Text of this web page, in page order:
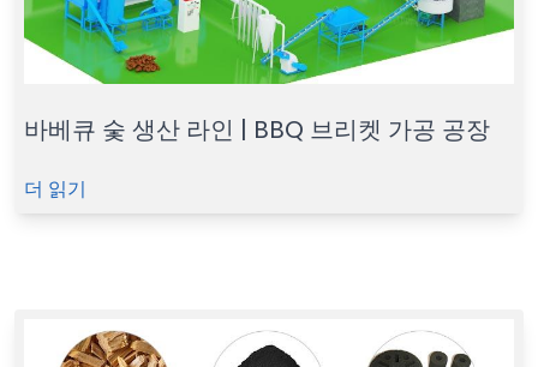
바베큐 숯 생산 라인 | BBQ 브리켓 가공 공장
더 읽기